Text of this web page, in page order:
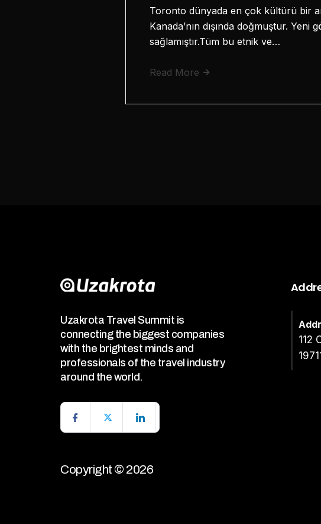
Toronto dünyada en çok kültürü bir
Kanada’nın dışında doğmuştur.
sağlamıştır.Tüm bu etnik ve…
Read More
Uzakrota Travel Summit is
connecting the biggest companies
with the brightest minds and
professionals of the travel industry
around the world.
Copyright © 2026
112